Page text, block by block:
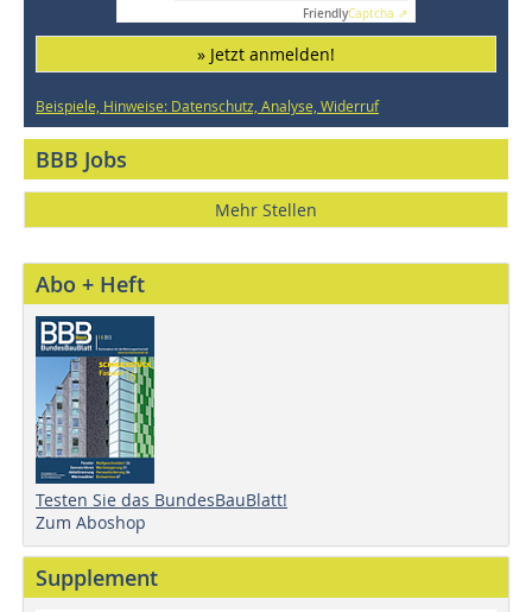
FriendlyCaptcha ⇗
» Jetzt anmelden!
Beispiele, Hinweise: Datenschutz, Analyse, Widerruf
BBB Jobs
Mehr Stellen
Abo + Heft
Testen Sie das BundesBauBlatt!
Zum Aboshop
Supplement